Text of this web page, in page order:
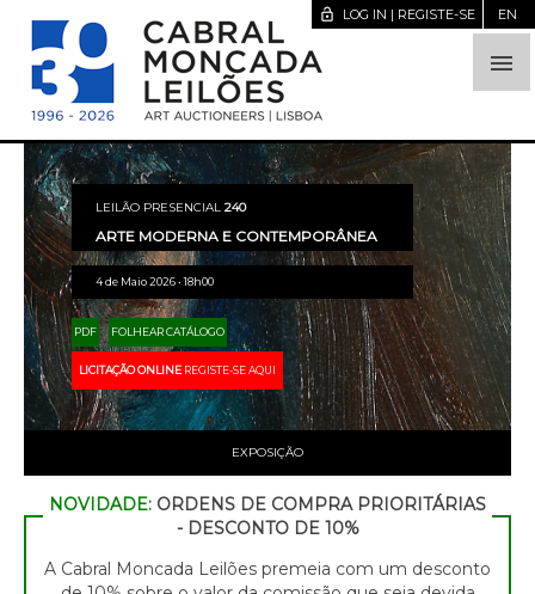

lock_open LOG IN | REGISTE-SE EN
LEILÃO PRESENCIAL 240
ARTE MODERNA E CONTEMPORÂNEA
4 de Maio 2026 • 18h00
PDF FOLHEAR CATÁLOGO
LICITAÇÃO ONLINE REGISTE-SE AQUI
EXPOSIÇÃO
NOVIDADE: ORDENS DE COMPRA PRIORITÁRIAS
- DESCONTO DE 10%
A Cabral Moncada Leilões premeia com um desconto